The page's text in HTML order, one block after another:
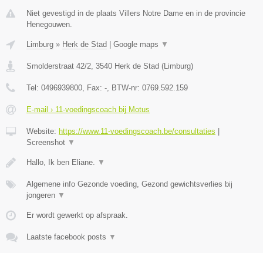
Niet gevestigd in de plaats Villers Notre Dame en in de provincie
Henegouwen.
Limburg » Herk de Stad | Google maps ▼
Smolderstraat 42/2 3540 Herk de Stad (Limburg)
Tel: 0496939800 , Fax: - , BTW-nr: 0769.592.159
E-mail › 11-voedingscoach bij Motus
Website: https://www.11-voedingscoach.be/consultaties |
Screenshot ▼
Hallo, Ik ben Eliane. ▼
Algemene info Gezonde voeding, Gezond gewichtsverlies bij
jongeren ▼
Er wordt gewerkt op afspraak.
Laatste facebook posts ▼